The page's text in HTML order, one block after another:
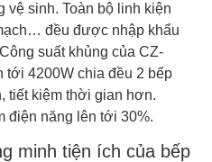
vệ sinh. Toàn bộ linh kiện
đều được nhập khẩu
suất khủng của CZ-
tới 4200W chia đều 2 bếp
tiết kiệm thời gian hơn.
điện năng lên tới 30%.
minh tiện ích của bếp